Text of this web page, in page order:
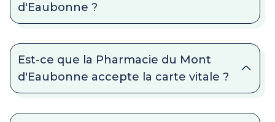
d'Eaubonne ?
Est-ce que la Pharmacie du Mont
d'Eaubonne accepte la carte vitale ?